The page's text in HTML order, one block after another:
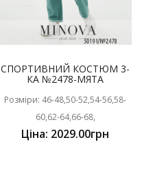
СПОРТИВНИЙ КОСТЮМ 3-
КА №2478-МЯТА
Розміри: 46-48,50-52,54-56,58-
60,62-64,66-68,
Ціна: 2029.00грн